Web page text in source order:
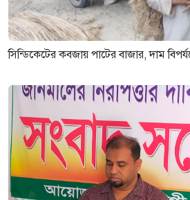
সিন্ডিকেটের কবজায় পাটের বাজার, দাম